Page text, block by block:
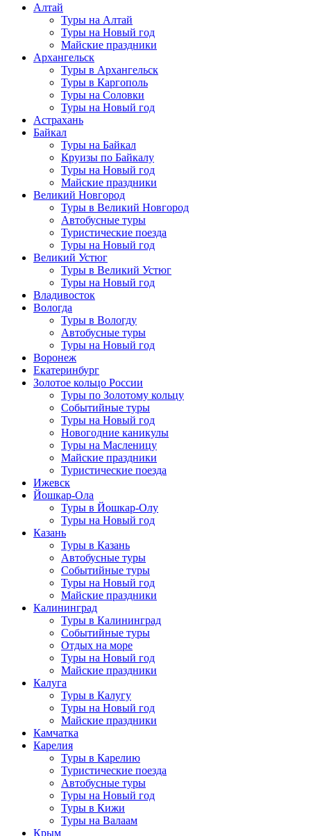
Алтай
Туры на Алтай
Туры на Новый год
Майские праздники
Архангельск
Туры в Архангельск
Туры в Каргополь
Туры на Соловки
Туры на Новый год
Астрахань
Байкал
Туры на Байкал
Круизы по Байкалу
Туры на Новый год
Майские праздники
Великий Новгород
Туры в Великий Новгород
Автобусные туры
Туристические поезда
Туры на Новый год
Великий Устюг
Туры в Великий Устюг
Туры на Новый год
Владивосток
Вологда
Туры в Вологду
Автобусные туры
Туры на Новый год
Воронеж
Екатеринбург
Золотое кольцо России
Туры по Золотому кольцу
Событийные туры
Туры на Новый год
Новогодние каникулы
Туры на Масленицу
Майские праздники
Туристические поезда
Ижевск
Йошкар-Ола
Туры в Йошкар-Олу
Туры на Новый год
Казань
Туры в Казань
Автобусные туры
Событийные туры
Туры на Новый год
Майские праздники
Калининград
Туры в Калининград
Событийные туры
Отдых на море
Туры на Новый год
Майские праздники
Калуга
Туры в Калугу
Туры на Новый год
Майские праздники
Камчатка
Карелия
Туры в Карелию
Туристические поезда
Автобусные туры
Туры на Новый год
Туры в Кижи
Туры на Валаам
Крым